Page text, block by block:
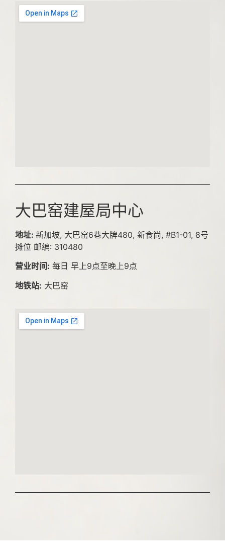
大巴窑建屋局中心
地址: 新加坡, 大巴窑6巷大牌480, 新食尚, #B1-01, 8号
摊位 邮编: 310480
营业时间: 每日 早上9点至晚上9点
地铁站: 大巴窑